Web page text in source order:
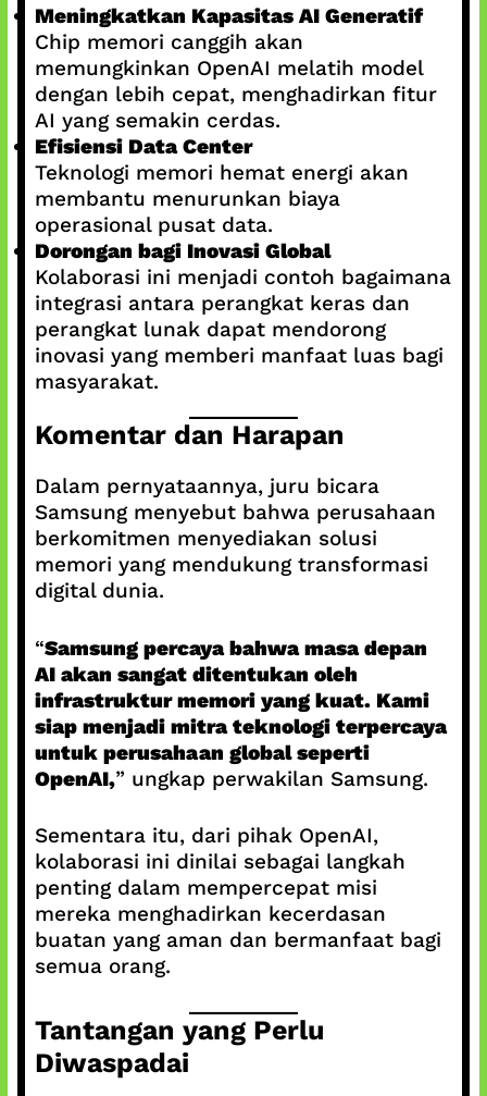
Meningkatkan Kapasitas AI Generatif
Chip memori canggih akan
memungkinkan OpenAI melatih model
dengan lebih cepat, menghadirkan fitur
AI yang semakin cerdas.
Efisiensi Data Center
Teknologi memori hemat energi akan
membantu menurunkan biaya
operasional pusat data.
Dorongan bagi Inovasi Global
Kolaborasi ini menjadi contoh bagaimana
integrasi antara perangkat keras dan
perangkat lunak dapat mendorong
inovasi yang memberi manfaat luas bagi
masyarakat.
Komentar dan Harapan
Dalam pernyataannya, juru bicara
Samsung menyebut bahwa perusahaan
berkomitmen menyediakan solusi
memori yang mendukung transformasi
digital dunia.
“Samsung percaya bahwa masa depan
AI akan sangat ditentukan oleh
infrastruktur memori yang kuat. Kami
siap menjadi mitra teknologi terpercaya
untuk perusahaan global seperti
OpenAI,” ungkap perwakilan Samsung.
Sementara itu, dari pihak OpenAI,
kolaborasi ini dinilai sebagai langkah
penting dalam mempercepat misi
mereka menghadirkan kecerdasan
buatan yang aman dan bermanfaat bagi
semua orang.
Tantangan yang Perlu
Diwaspadai